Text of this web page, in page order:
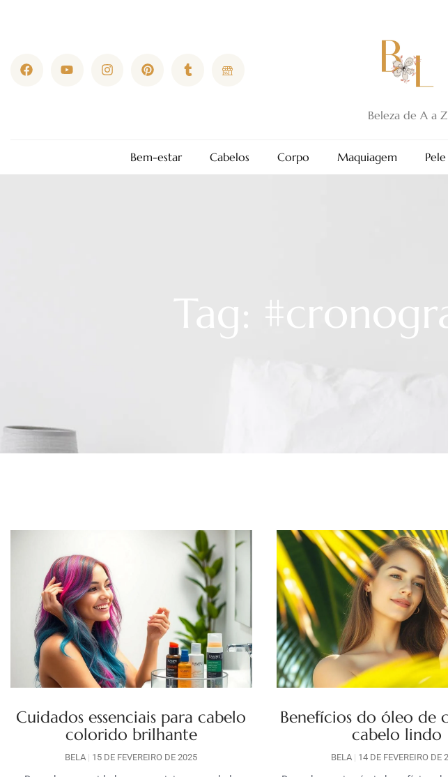
Beleza de A a Z
Bem-estar Cabelos Corpo Maquiagem Pele
Tag:
Cuidados essenciais para cabelo
colorido brilhante
BELA 15 DE FEVEREIRO DE 2025
Benefícios do óleo de
cabelo lindo
BELA 14 DE FEVEREIRO DE